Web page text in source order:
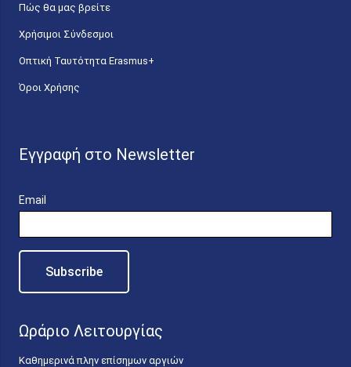
Πώς θα μας βρείτε
Χρήσιμοι Σύνδεσμοι
Οπτική Ταυτότητα Erasmus+
Όροι Χρήσης
Εγγραφή στο Newsletter
Email
Ωράριο Λειτουργίας
Καθημερινά πλην επίσημων αργιών